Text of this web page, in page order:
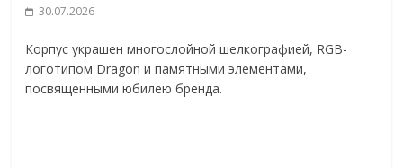
30.07.2026
Корпус украшен многослойной шелкографией, RGB-
логотипом Dragon и памятными элементами,
посвященными юбилею бренда.